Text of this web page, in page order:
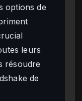
options de
leurs
résoudre
de